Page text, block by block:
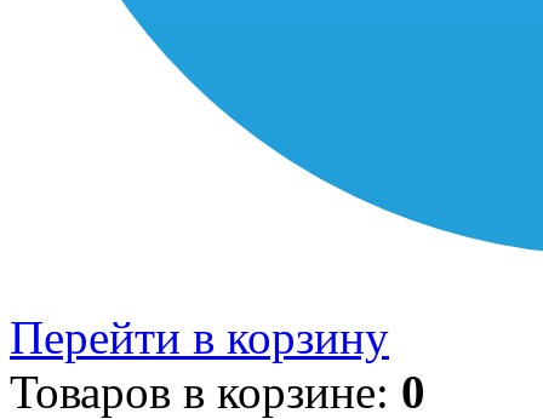
Перейти в корзину
Товаров в корзине: 0